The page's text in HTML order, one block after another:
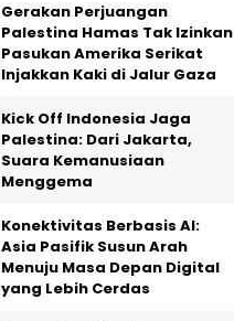
Gerakan Perjuangan
Palestina Hamas Tak Izinkan
Pasukan Amerika Serikat
Injakkan Kaki di Jalur Gaza
Kick Off Indonesia Jaga
Palestina: Dari Jakarta,
Suara Kemanusiaan
Menggema
Konektivitas Berbasis AI:
Asia Pasifik Susun Arah
Menuju Masa Depan Digital
yang Lebih Cerdas